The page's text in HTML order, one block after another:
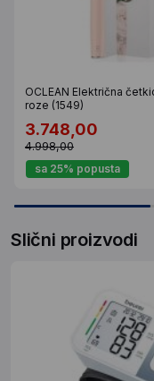
OCLEAN Električna
roze (1549)
3.748,00
4.998,00
sa 25% popusta
Slični proizvodi